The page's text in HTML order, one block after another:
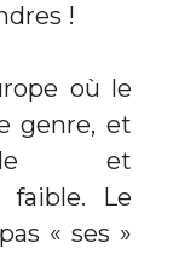
!
où le
genre, et
et
faible. Le
« ses »